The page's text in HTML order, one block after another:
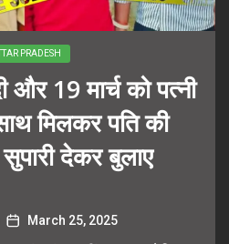
PRADESH
और 19 मार्च को पत्नी
मिलकर पति की
देकर बुलाए
March 25, 2025